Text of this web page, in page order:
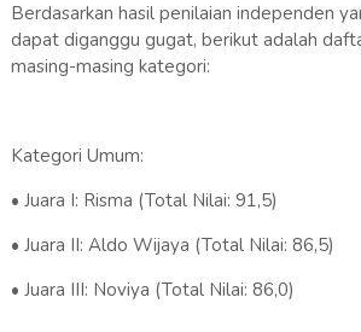
Berdasarkan hasil penilaian independen
dapat diganggu gugat, berikut adalah
masing-masing kategori:
Kategori Umum:
• Juara I: Risma (Total Nilai: 91,5)
• Juara II: Aldo Wijaya (Total Nilai: 86,5)
• Juara III: Noviya (Total Nilai: 86,0)